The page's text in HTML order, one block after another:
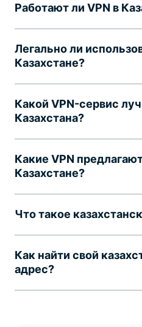
Работают ли VPN в
Легально ли
Казахстане?
Какой VPN-сервис
Казахстана?
Какие VPN
Казахстане?
Что такое
Как найти свой
адрес?